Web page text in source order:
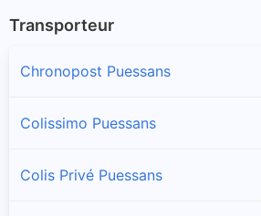
Transporteur
Chronopost Puessans
Colissimo Puessans
Colis Privé Puessans